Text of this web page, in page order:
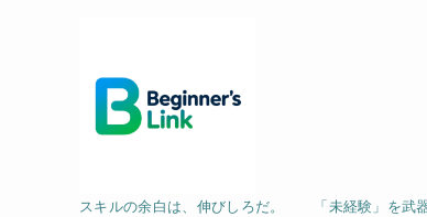
スキルの余白は、伸びしろだ。 「未経験」を武